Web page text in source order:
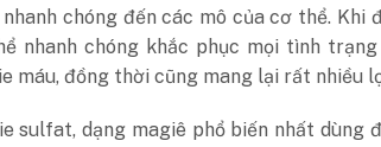
chóng đến các mô của cơ thể. Khi
nhanh chóng khắc phục mọi tình
máu, đồng thời cũng mang lại rất nhiều
sulfat, dạng magiê phổ biến nhất dùng